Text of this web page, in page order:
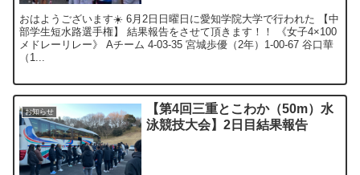
おはようございます☀️ 6月2日日曜日に愛知学院大学で行われた 【中
部学生短水路選手権】 結果報告をさせて頂きます！！ 《女子4×100
メドレーリレー》 Aチーム 4-03-35 宮城歩優（2年）1-00-67 谷口華
（1...
お知らせ
【第4回三重とこわか（50m）水
泳競技大会】2日目結果報告